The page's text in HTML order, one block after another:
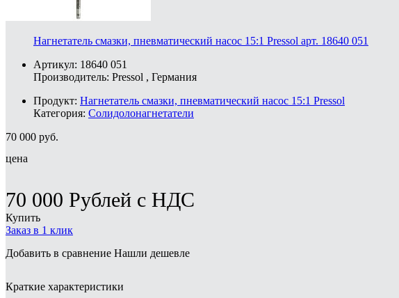
Нагнетатель смазки, пневматический насос 15:1 Pressol арт. 18640 051
Артикул: 18640 051
Производитель: Pressol , Германия
Продукт: Нагнетатель смазки, пневматический насос 15:1 Pressol
Категория: Солидолонагнетатели
70 000 руб.
цена
70 000 Рублей с НДС
Купить
Заказ в 1 клик
Добавить в сравнение Нашли дешевле
Краткие характеристики